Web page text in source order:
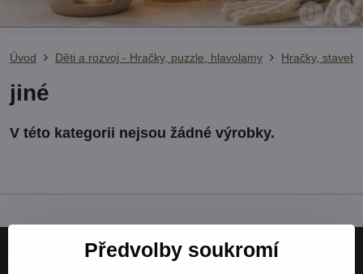
Úvod Děti a rozvoj - Hračky, puzzle, hlavolamy Hračky,
jiné
Naše společnost
Předvolby soukromí